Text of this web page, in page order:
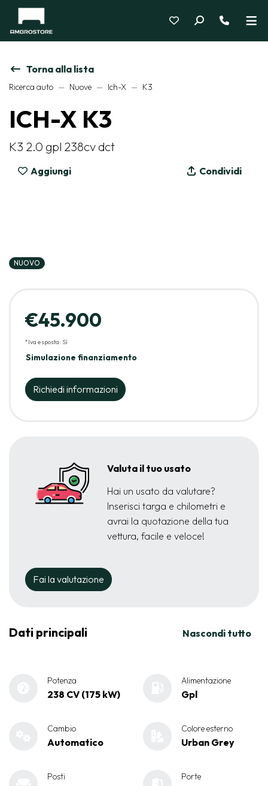
Torna alla lista
Ricerca auto Nuove Ich-X K3
ICH-X K3
K3 2.0 gpl 238cv dct
Aggiungi Condividi
NUOVO
€45.900
*Iva esposta: Sì
Simulazione finanziamento
Richiedi informazioni
Valuta il tuo usato
Hai un usato da valutare?
Inserisci targa e chilometri e
avrai la quotazione della tua
vettura, facile e veloce!
Fai la valutazione
Dati principali Nascondi tutto
Potenza
238 CV (175 kW)
Alimentazione
Gpl
Cambio
Automatico
Colore esterno
Urban Grey
Posti Porte